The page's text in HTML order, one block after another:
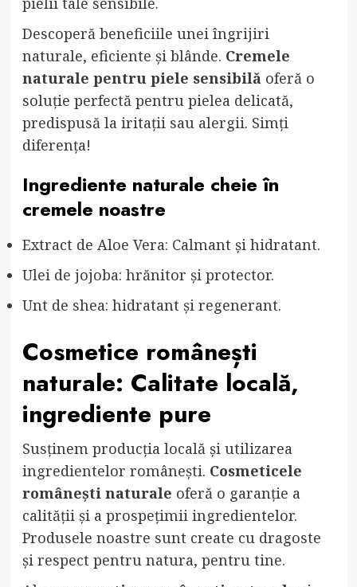
Descoperă beneficiile unei îngrijiri
naturale, eficiente și blânde. Cremele
naturale pentru piele sensibilăoferă o
soluție perfectă pentru pielea delicată,
predispusă la iritații sau alergii. Simți
diferența!
Ingrediente naturale cheie în
cremele noastre
Extract de Aloe Vera: Calmant și hidratant.
Ulei de jojoba: hrănitor și protector.
Unt de shea: hidratant și regenerant.
Cosmetice românești
naturale: Calitate locală,
ingrediente pure
Susținem producția locală și utilizarea
ingredientelor românești. Cosmeticele
românești naturale oferă o garanție a
calității și a prospețimii ingredientelor.
Produsele noastre sunt create cu dragoste
și respect pentru natura, pentru tine.